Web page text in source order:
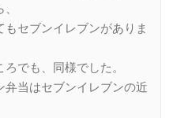
セブンイレブンがありま
でも、同様でした。
弁当はセブンイレブンの近